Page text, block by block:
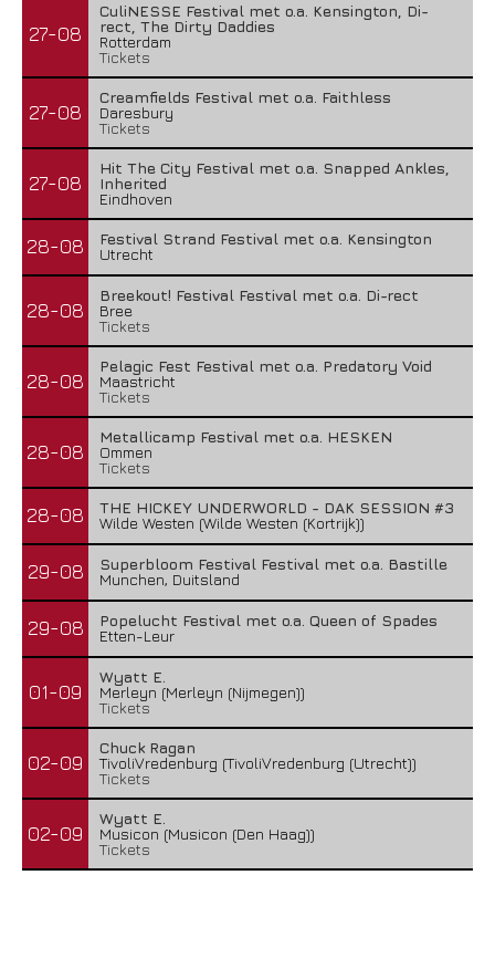
27-08
CuliNESSE Festival met o.a. Kensington, Di-
rect, The Dirty Daddies
Rotterdam
Tickets
27-08
Creamfields Festival met o.a. Faithless
Daresbury
Tickets
27-08
Hit The City Festival met o.a. Snapped Ankles,
Inherited
Eindhoven
28-08
Festival Strand Festival met o.a. Kensington
Utrecht
28-08
Breekout! Festival Festival met o.a. Di-rect
Bree
Tickets
28-08
Pelagic Fest Festival met o.a. Predatory Void
Maastricht
Tickets
28-08
Metallicamp Festival met o.a. HESKEN
Ommen
Tickets
28-08
THE HICKEY UNDERWORLD - DAK SESSION #3
Wilde Westen (Wilde Westen (Kortrijk))
29-08
Superbloom Festival Festival met o.a. Bastille
Munchen, Duitsland
29-08
Popelucht Festival met o.a. Queen of Spades
Etten-Leur
01-09
Wyatt E.
Merleyn (Merleyn (Nijmegen))
Tickets
02-09
Chuck Ragan
TivoliVredenburg (TivoliVredenburg (Utrecht))
Tickets
02-09
Wyatt E.
Musicon (Musicon (Den Haag))
Tickets